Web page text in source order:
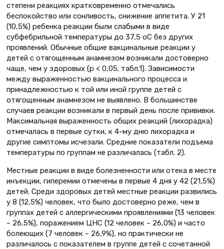
степени реакциях кратковременно отмечались
беспокойство или сонливость, снижение аппетита. У 21
(10,5%) ребенка реакции были слабыми в виде
субфебрильной температуры до 37,5 оС без других
проявлений. Обычные общие вакцинальные реакции у
детей с отягощенным анамнезом возникали достоверно
чаще, чем у здоровых (р < 0,05; табл.1). Зависимости
между выраженностью вакцинального процесса и
принадлежностью к той или иной группе детей с
отягощенным анамнезом не выявлено. В большинстве
случаев реакции возникали в первый день после прививки.
Максимальная выраженность общих реакций (лихорадка)
отмечалась в первые сутки, к 4-му дню лихорадка и
другие симптомы исчезали. Средние показатели подъема
температуры по группам не различалась (табл. 2).
Местные реакции в виде болезненности или отека в месте
инъекции, гиперемии отмечены в первые 4 дня у 42 (21,5%)
детей. Среди здоровых детей местные реакции развились
у 8 (12,5%) человек, что было достоверно реже, чем в
группах детей с аллергическими проявлениями (13 человек
– 26,5%), поражением ЦНС (12 человек – 26,0%) и часто
болеющих (7 человек – 26,9%), но практически не
различалось с показателем в группе детей с сочетанной